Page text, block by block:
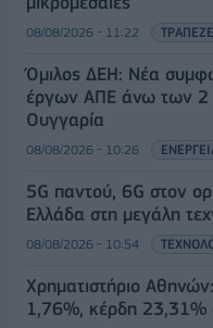
08/08/2026 - 11:22
Όμιλος ΔΕΗ: Νέα
έργων ΑΠΕ άνω των 2
Ουγγαρία
08/08/2026 - 10:26
5G παντού, 6G στον
Ελλάδα στη μεγάλη
08/08/2026 - 10:54
Χρηματιστήριο
1,76%, κέρδη 23,31%